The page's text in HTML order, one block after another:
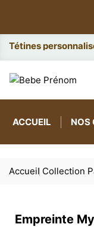
Attaches
ACCUEIL NOS
Accueil Collection
Empreinte